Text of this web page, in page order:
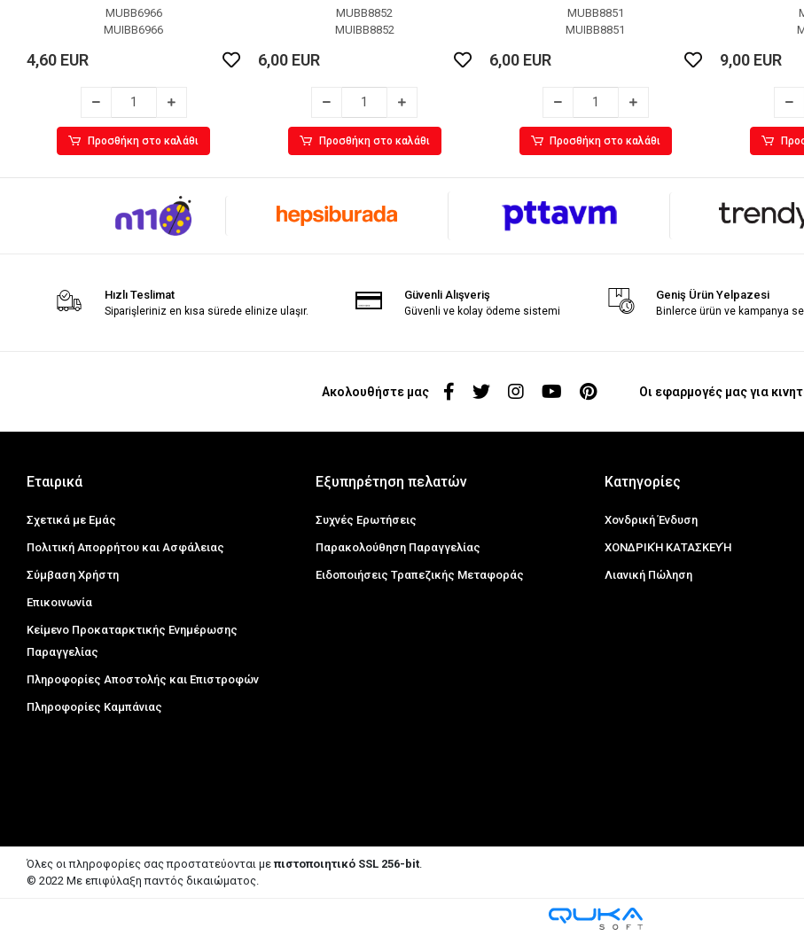
MUBB6966
MUIBB6966
4,60 EUR
Προσθήκη στο καλάθι
MUBB8852
MUIBB8852
6,00 EUR
Προσθήκη στο καλάθι
MUBB8851
MUIBB8851
6,00 EUR
Προσθήκη στο καλάθι
9,00 EUR
Hızlı Teslimat
Siparişleriniz en kısa sürede elinize ulaşır.
Güvenli Alışveriş
Güvenli ve kolay ödeme sistemi
Geniş Ürün Yelpazesi
Binlerce ürün ve kampanya
Ακολουθήστε μας Οι εφαρμογές μας για
Εταιρικά
Σχετικά με Εμάς
Πολιτική Απορρήτου και Ασφάλειας
Σύμβαση Χρήστη
Επικοινωνία
Κείμενο Προκαταρκτικής Ενημέρωσης
Παραγγελίας
Πληροφορίες Αποστολής και Επιστροφών
Πληροφορίες Καμπάνιας
Εξυπηρέτηση πελατών
Συχνές Ερωτήσεις
Παρακολούθηση Παραγγελίας
Ειδοποιήσεις Τραπεζικής Μεταφοράς
Κατηγορίες
Χονδρική Ένδυση
ΧΟΝΔΡΙΚΉ ΚΑΤΑΣΚΕΥΉ
Λιανική Πώληση
Όλες οι πληροφορίες σας προστατεύονται μεπιστοποιητικό SSL 256-bit.
© 2022 Με επιφύλαξη παντός δικαιώματος.